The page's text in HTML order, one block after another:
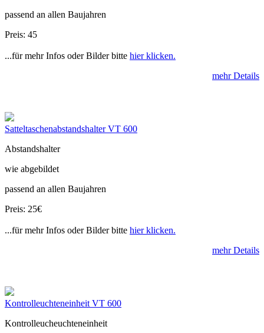
passend an allen Baujahren
Preis: 45
...für mehr Infos oder Bilder bitte hier klicken.
mehr Details
Satteltaschenabstandshalter VT 600
Abstandshalter
wie abgebildet
passend an allen Baujahren
Preis: 25€
...für mehr Infos oder Bilder bitte hier klicken.
mehr Details
Kontrolleuchteneinheit VT 600
Kontrolleucheuchteneinheit